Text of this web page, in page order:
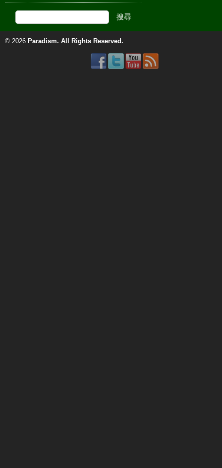
© 2026 Paradism. All Rights Reserved.